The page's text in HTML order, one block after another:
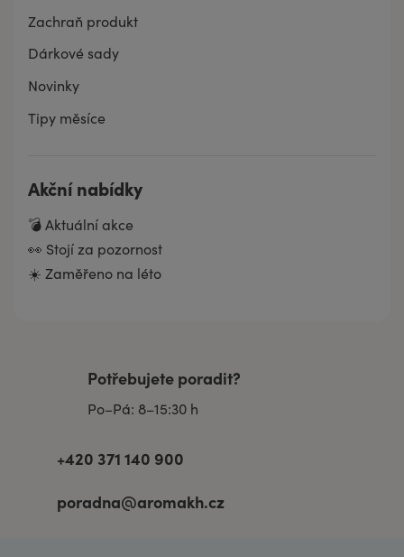
Zachraň produkt
Dárkové sady
Novinky
Tipy měsíce
Akční nabídky
💣 Aktuální akce
👀 Stojí za pozornost
☀️ Zaměřeno na léto
Potřebujete poradit?
Po–Pá: 8–15:30 h
+420 371 140 900
poradna@aromakh.cz